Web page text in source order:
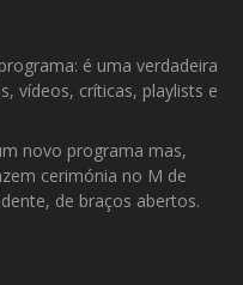
é uma verdadeira
vídeos, críticas, playlists e
novo programa mas,
cerimónia no M de
de braços abertos.